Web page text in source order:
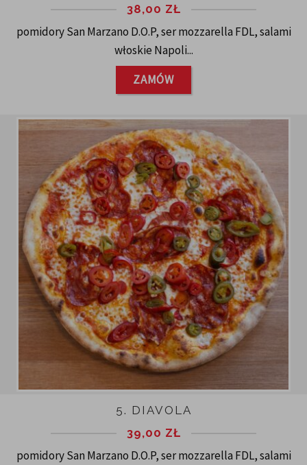
38,00 ZŁ
pomidory San Marzano D.O.P, ser mozzarella FDL, salami
włoskie Napoli...
ZAMÓW
5. DIAVOLA
39,00 ZŁ
pomidory San Marzano D.O.P, ser mozzarella FDL, salami